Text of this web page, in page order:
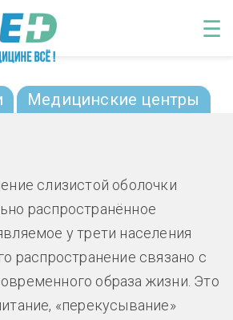
содержанию
☰
и лечение
Медицинские центры
слизистой оболочки
распространённое
у трети населения
распространение связано с
образа жизни. Это
«перекусывание»